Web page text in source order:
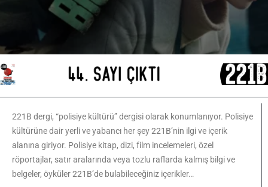
221B dergi, “polisiye kültürü” dergisi olarak konumlanıyor. Polisiye
kültürüne dair yerli ve yabancı her şey 221B’nin ilgi ve içerik
alanına giriyor. Polisiye kitap, dizi, film incelemeleri, özel
röportajlar, satır aralarında veya tozlu raflarda kalmış bilgi ve
belgeler, öyküler 221B’de bulabileceğiniz içerikler…